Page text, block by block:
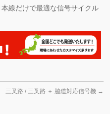
線だけで最適な信号サイクル
三叉路 / 三叉路 ＋ 脇道対応信号機 →